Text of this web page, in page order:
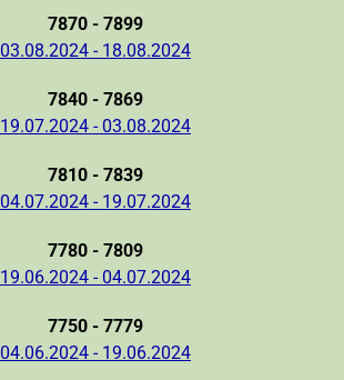
7870 - 7899
03.08.2024 - 18.08.2024
7840 - 7869
19.07.2024 - 03.08.2024
7810 - 7839
04.07.2024 - 19.07.2024
7780 - 7809
19.06.2024 - 04.07.2024
7750 - 7779
04.06.2024 - 19.06.2024